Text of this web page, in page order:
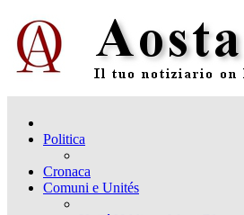
Politica
Cronaca
Comuni e Unités